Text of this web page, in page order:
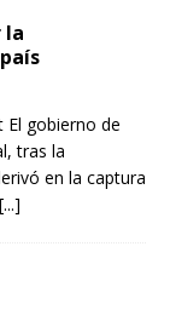
la
El gobierno de
tras la
en la captura
[...]